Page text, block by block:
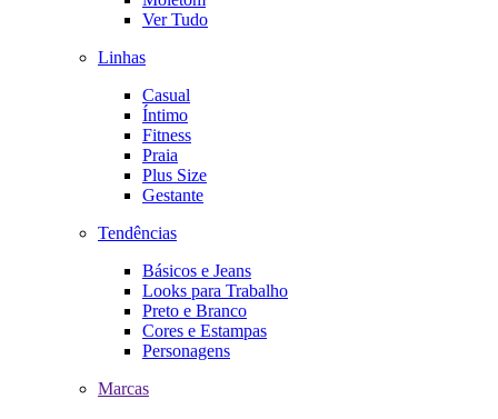
Ver Tudo
Linhas
Casual
Íntimo
Fitness
Praia
Plus Size
Gestante
Tendências
Básicos e Jeans
Looks para Trabalho
Preto e Branco
Cores e Estampas
Personagens
Marcas